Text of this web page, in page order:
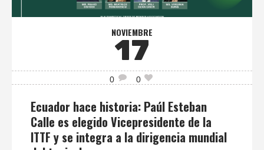
NOVIEMBRE
17
0 0
Ecuador hace historia: Paúl Esteban
Calle es elegido Vicepresidente de la
ITTF y se integra a la dirigencia mundial